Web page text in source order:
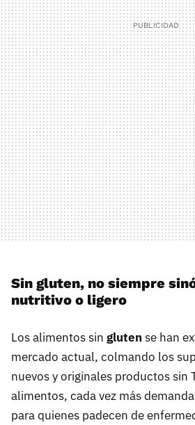
Sin gluten, no siempre
nutritivo o ligero
Los alimentos sin gluten se han
mercado actual, colmando los
nuevos y originales productos sin
alimentos, cada vez más
para quienes padecen de